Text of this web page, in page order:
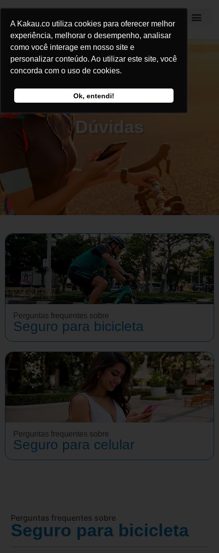
A Kakau.co utiliza cookies para oferecer melhor
experiência, melhorar o desempenho, analisar
como você interage em nosso site e
personalizar conteúdo. Ao utilizar este site, você
concorda com o uso de cookies.
Ok, entendi!
Dúvidas
Perguntas frequentes sobre
Seguro para bicicleta
Perguntas frequentes sobre
Seguro para celular
Perguntas frequentes sobre
Seguro para bicicleta